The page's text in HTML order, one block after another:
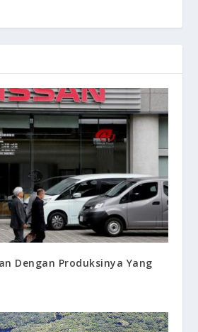
Dengan Produksinya Yang